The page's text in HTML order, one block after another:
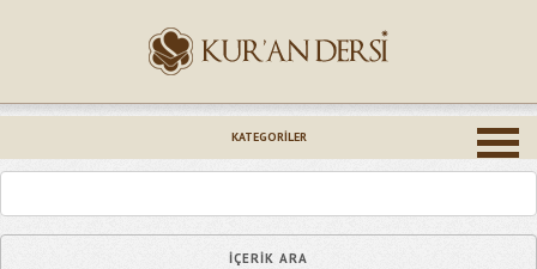
KATEGORILER
Epostanız (*)